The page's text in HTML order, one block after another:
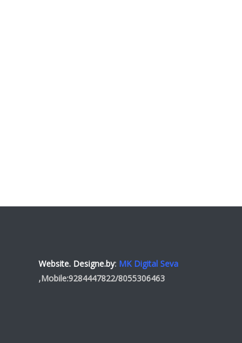
Website. Designe.by: MK Digital Seva
,Mobile:9284447822/8055306463